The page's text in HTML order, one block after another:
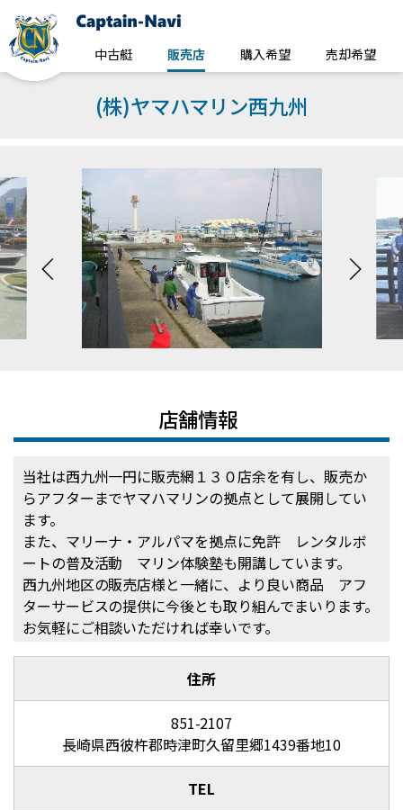
中古艇 販売店 購入希望 売却希望
(株)ヤマハマリン西九州
店舗情報
当社は西九州一円に販売網１３０店余を有し、販売か
らアフターまでヤマハマリンの拠点として展開してい
ます。
また、マリーナ・アルパマを拠点に免許 レンタルボ
ートの普及活動 マリン体験塾も開講しています。
西九州地区の販売店様と一緒に、より良い商品 アフ
ターサービスの提供に今後とも取り組んでまいります。
お気軽にご相談いただければ幸いです。
住所
851-2107
長崎県西彼杵郡時津町久留里郷1439番地10
TEL